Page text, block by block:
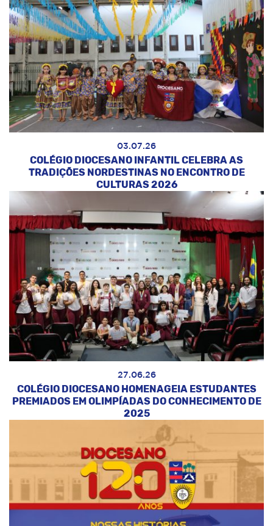
03.07.26
COLÉGIO DIOCESANO INFANTIL CELEBRA AS
TRADIÇÕES NORDESTINAS NO ENCONTRO DE
CULTURAS 2026
27.06.26
COLÉGIO DIOCESANO HOMENAGEIA ESTUDANTES
PREMIADOS EM OLIMPÍADAS DO CONHECIMENTO DE
2025